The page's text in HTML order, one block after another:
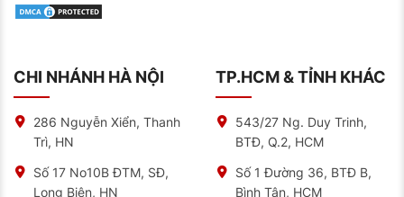
CHI NHÁNH HÀ NỘI
286 Nguyễn Xiển, Thanh
Trì, HN
Số 17 No10B ĐTM, SĐ,
Long Biên, HN
TP.HCM & TỈNH KHÁC
543/27 Ng. Duy Trinh,
BTĐ, Q.2, HCM
Số 1 Đường 36, BTĐ B,
Bình Tân, HCM